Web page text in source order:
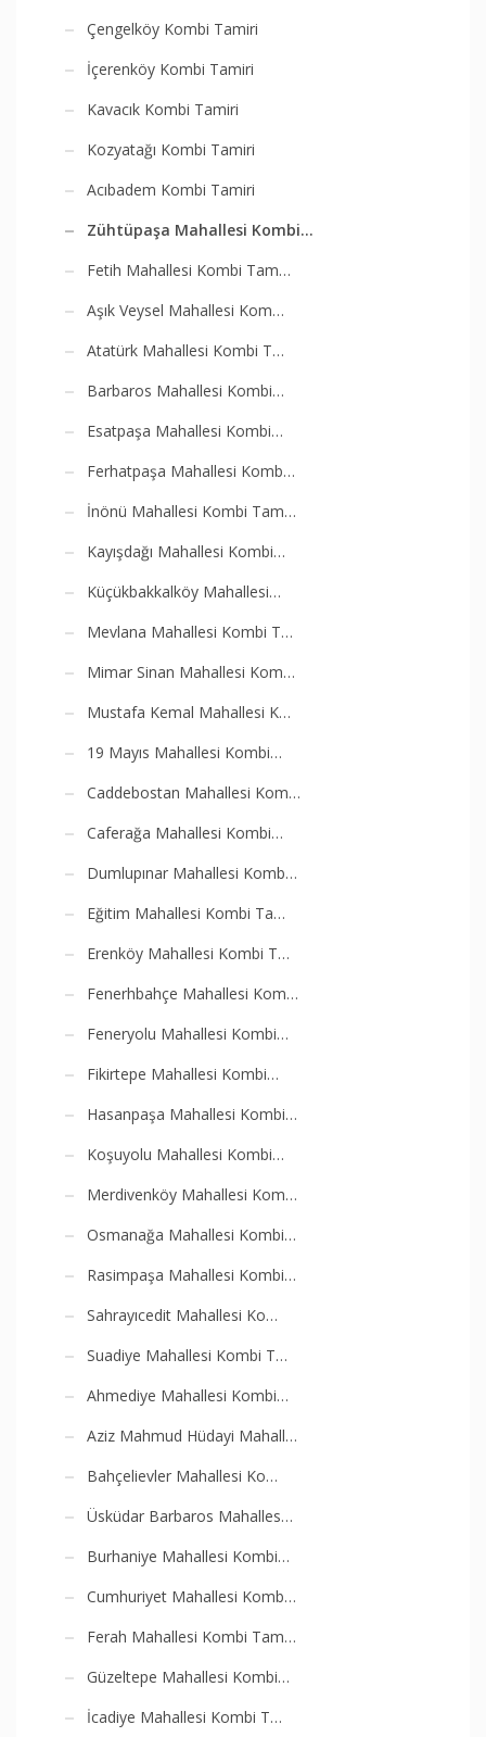
Çengelköy Kombi Tamiri
İçerenköy Kombi Tamiri
Kavacık Kombi Tamiri
Kozyatağı Kombi Tamiri
Acıbadem Kombi Tamiri
Zühtüpaşa Mahallesi Kombi…
Fetih Mahallesi Kombi Tam…
Aşık Veysel Mahallesi Kom…
Atatürk Mahallesi Kombi T…
Barbaros Mahallesi Kombi…
Esatpaşa Mahallesi Kombi…
Ferhatpaşa Mahallesi Komb…
İnönü Mahallesi Kombi Tam…
Kayışdağı Mahallesi Kombi…
Küçükbakkalköy Mahallesi…
Mevlana Mahallesi Kombi T…
Mimar Sinan Mahallesi Kom…
Mustafa Kemal Mahallesi K…
19 Mayıs Mahallesi Kombi…
Caddebostan Mahallesi Kom…
Caferağa Mahallesi Kombi…
Dumlupınar Mahallesi Komb…
Eğitim Mahallesi Kombi Ta…
Erenköy Mahallesi Kombi T…
Fenerhbahçe Mahallesi Kom…
Feneryolu Mahallesi Kombi…
Fikirtepe Mahallesi Kombi…
Hasanpaşa Mahallesi Kombi…
Koşuyolu Mahallesi Kombi…
Merdivenköy Mahallesi Kom…
Osmanağa Mahallesi Kombi…
Rasimpaşa Mahallesi Kombi…
Sahrayıcedit Mahallesi Ko…
Suadiye Mahallesi Kombi T…
Ahmediye Mahallesi Kombi…
Aziz Mahmud Hüdayi Mahall…
Bahçelievler Mahallesi Ko…
Üsküdar Barbaros Mahalles…
Burhaniye Mahallesi Kombi…
Cumhuriyet Mahallesi Komb…
Ferah Mahallesi Kombi Tam…
Güzeltepe Mahallesi Kombi…
İcadiye Mahallesi Kombi T…